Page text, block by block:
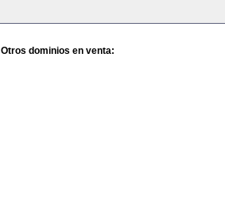
Otros dominios en venta: